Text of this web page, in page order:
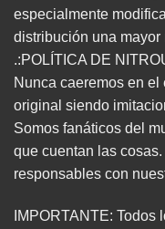
especialmente
distribución una
.:POLÍTICA DE
Nunca caeremos en
original siendo
Somos fanáticos del
que cuentan las
responsables con
IMPORTANTE: Todos